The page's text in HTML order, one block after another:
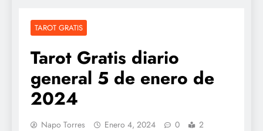
TAROT GRATIS
Tarot Gratis diario
general 5 de enero de
2024
Napo Torres Enero 4, 2024 0
2